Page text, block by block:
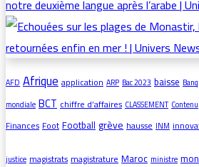
AFD Afriqueapplication ARP Bac 2023 baisse
mondiale BCTchiffre d’affaires CLASSEMENT Contenu
FinancesFootFootballgrèvehausse INM
justice magistratsmagistratureMaroc ministre